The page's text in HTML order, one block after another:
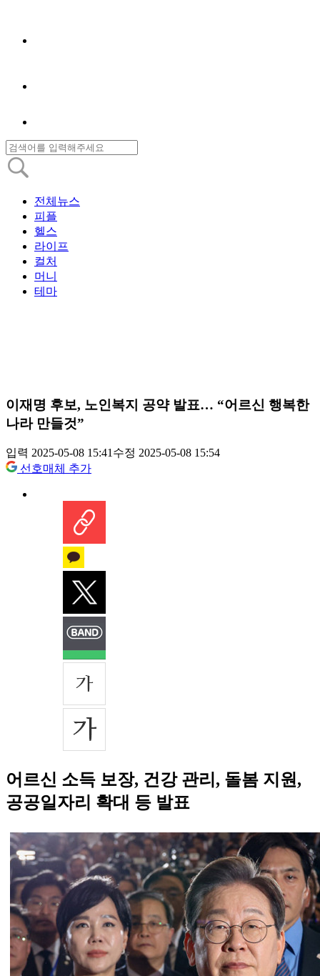
전체뉴스
피플
헬스
라이프
컬처
머니
테마
이재명 후보, 노인복지 공약 발표… “어르신 행복한
나라 만들것”
입력 2025-05-08 15:41수정 2025-05-08 15:54
선호매체 추가
어르신 소득 보장, 건강 관리, 돌봄 지원,
공공일자리 확대 등 발표